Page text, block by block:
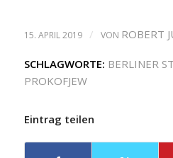
15. APRIL 2019 / VON ROBERT
SCHLAGWORTE: BERLINER
PROKOFJEW
Eintrag teilen